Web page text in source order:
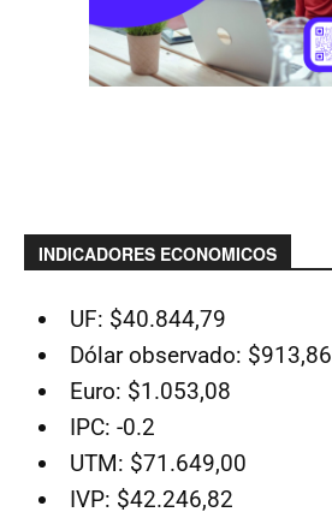
INDICADORES ECONOMICOS
UF: $40.844,79
Dólar observado: $913,86
Euro: $1.053,08
IPC: -0.2
UTM: $71.649,00
IVP: $42.246,82